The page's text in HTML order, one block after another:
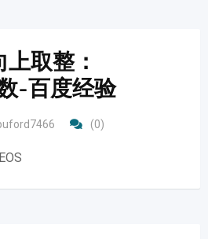
取整：
-百度经验
(0)